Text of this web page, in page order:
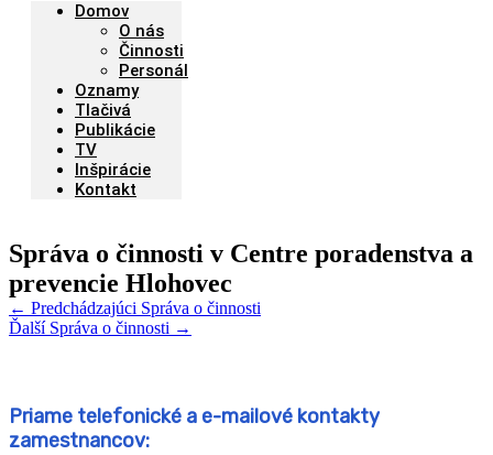
Domov
O nás
Činnosti
Personál
Oznamy
Tlačivá
Publikácie
TV
Inšpirácie
Kontakt
Správa o činnosti v Centre poradenstva a
prevencie Hlohovec
← Predchádzajúci Správa o činnosti
Ďalší Správa o činnosti →
Priame telefonické a e-mailové kontakty
zamestnancov: